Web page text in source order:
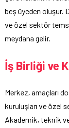
beş üyeden oluşur.
ve özel sektör
meydana gelir.
İş Birliği ve
Merkez, amaçları
kuruluşları ve özel
Akademik, teknik